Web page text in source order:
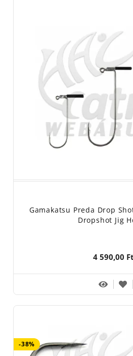
Gamakatsu Preda Drop
Dropshot Jig
4 590,00 Ft
-38%